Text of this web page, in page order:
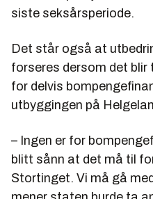
siste seksårsperiode.
Det står også at
forseres dersom det
for delvis
utbyggingen på
– Ingen er for
blitt sånn at det må til
Stortinget. Vi må gå